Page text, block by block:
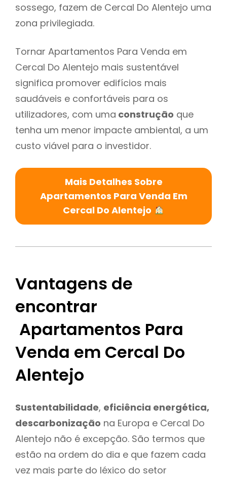
sossego, fazem de Cercal Do Alentejo uma
zona privilegiada.
Tornar Apartamentos Para Venda em
Cercal Do Alentejo mais sustentável
significa promover edifícios mais
saudáveis e confortáveis para os
utilizadores, com uma construção que
tenha um menor impacte ambiental, a um
custo viável para o investidor.
Mais Detalhes Sobre
Apartamentos Para Venda Em
Cercal Do Alentejo
Vantagens de
encontrar
Apartamentos Para
Venda em Cercal Do
Alentejo
Sustentabilidade, eficiência energética,
descarbonização na Europa e Cercal Do
Alentejo não é excepção. São termos que
estão na ordem do dia e que fazem cada
vez mais parte do léxico do setor